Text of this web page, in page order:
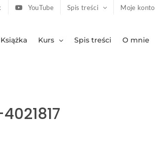
YouTube Spis treści Moje konto
Książka Kurs Spis treści O mnie